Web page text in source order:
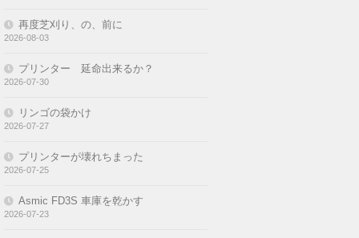
再度芝刈り、の、前に
2026-08-03
プリンター 延命出来るか？
2026-07-30
リンゴの袋かけ
2026-07-27
プリンターが壊れちまった
2026-07-25
Asmic FD3S 車庫を乾かす
2026-07-23